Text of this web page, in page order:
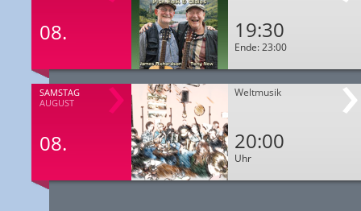
08. 19:30
Ende: 23:00
SAMSTAG
AUGUST
08.
Weltmusik
20:00
Uhr